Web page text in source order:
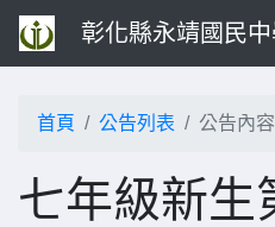
彰化縣永靖國民
首頁 公告列表 公告內容
七年級新生